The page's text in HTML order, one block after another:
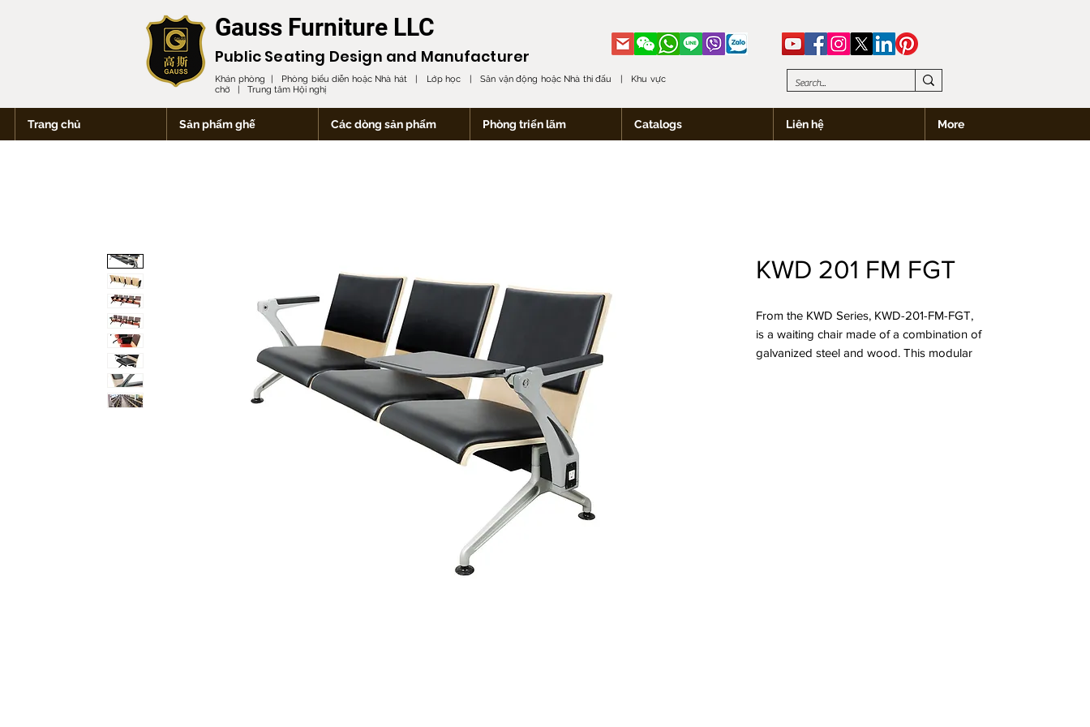
Gauss Furniture LLC
Public Seating Design and Manufacturer
Khán phòng | Phòng biểu diễn hoặc Nhà hát | Lớp học | Sân vận động hoặc Nhà thi đấu | Khu vực
chờ | Trung tâm Hội nghị
Trang chủ Sản phẩm ghế Các dòng sản phẩm Phòng triển lãm Catalogs Liên hệ More
KWD 201 FM FGT
From the KWD Series, KWD-201-FM-FGT,
is a waiting chair made of a combination of
galvanized steel and wood. This modular